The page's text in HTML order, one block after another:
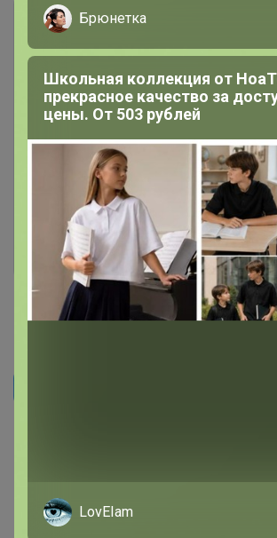
Чтобы написать комментарий
авторизоваться на
Это займет меньше
Войти
Как получить?
Брюнетка
Школьная коллекция от
прекрасное качество за
цены. От 503 рублей
LovEIam